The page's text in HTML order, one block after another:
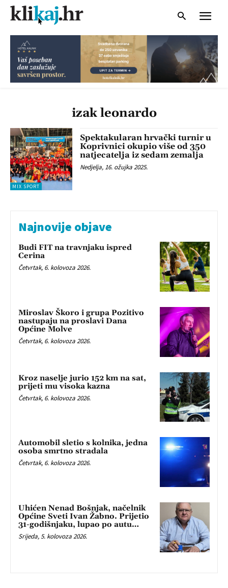
izak leonardo
MIX SPORT
Spektakularan hrvački turnir u
Koprivnici okupio više od 350
natjecatelja iz sedam zemalja
Nedjelja, 16. ožujka 2025.
Najnovije objave
Budi FIT na travnjaku ispred
Cerina
Četvrtak, 6. kolovoza 2026.
Miroslav Škoro i grupa Pozitivo
nastupaju na proslavi Dana
Općine Molve
Četvrtak, 6. kolovoza 2026.
Kroz naselje jurio 152 km na sat,
prijeti mu visoka kazna
Četvrtak, 6. kolovoza 2026.
Automobil sletio s kolnika, jedna
osoba smrtno stradala
Četvrtak, 6. kolovoza 2026.
Uhićen Nenad Bošnjak, načelnik
Općine Sveti Ivan Žabno. Prijetio
31-godišnjaku, lupao po autu…
Srijeda, 5. kolovoza 2026.